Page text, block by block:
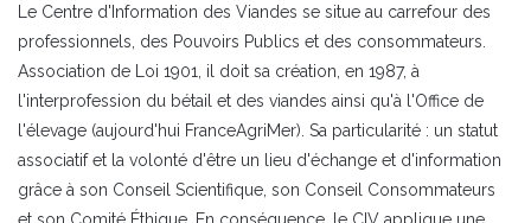
Le Centre d'Information des Viandes se situe au carrefour des
professionnels, des Pouvoirs Publics et des consommateurs.
Association de Loi 1901, il doit sa création, en 1987, à
l'interprofession du bétail et des viandes ainsi qu'à l'Office de
l'élevage (aujourd'hui FranceAgriMer). Sa particularité : un statut
associatif et la volonté d'être un lieu d'échange et d'information
grâce à son Conseil Scientifique, son Conseil Consommateurs
et son Comité Éthique. En conséquence, le CIV applique une